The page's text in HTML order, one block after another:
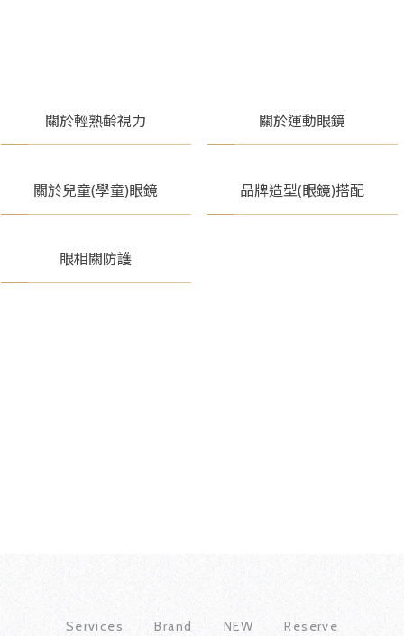
關於輕熟齢視力 關於運動眼鏡
關於兒童(學童)眼鏡 品牌造型(眼鏡)搭配
眼相關防護
Services Brand NEW
Reserve